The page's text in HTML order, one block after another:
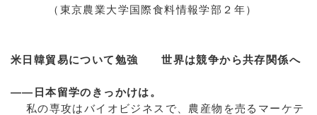
（東京農業大学国際食料情報学部２年）
米日韓貿易について勉強 世界は競争から共存関係へ
――日本留学のきっかけは。
私の専攻はバイオビジネスで、農産物を売るマーケテ